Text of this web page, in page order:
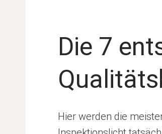
Die 7
Hier werden die